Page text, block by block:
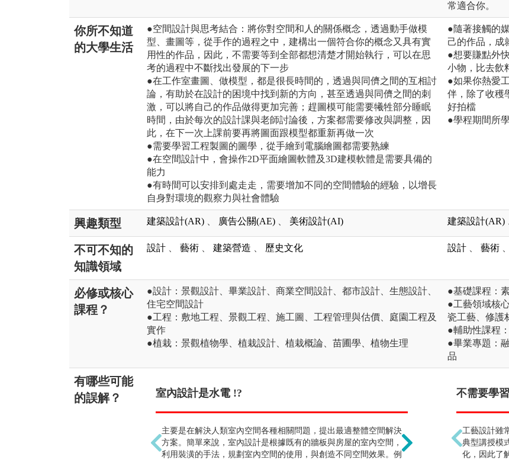
常適合你。
你所不知道
的大學生活
●空間設計與思考結合：將你對空間和人的關係概念，透過動手做模
型、畫圖等，從手作的過程之中，建構出一個符合你的概念又具有實
用性的作品，因此，不需要等到全部都想清楚才開始執行，可以在思
考的過程中不斷找出發展的下一步
●在工作室畫圖、做模型，都是很長時間的，透過與同儕之間的互相討
論，有助於在設計的困境中找到新的方向，甚至透過與同儕之間的刺
激，可以將自己的作品做得更加完善；趕圖模可能需要犧牲部分睡眠
時間，由於每次的設計課與老師討論後，方案都需要修改與調整，因
此，在下一次上課前要再將圖面跟模型都重新再做一次
●需要學習工程製圖的圖學，從手繪到電腦繪圖都需要熟練
●在空間設計中，會操作2D平面繪圖軟體及3D建模軟體是需要具備的
能力
●有時間可以安排到處走走，需要增加不同的空間體驗的經驗，以增長
自身對環境的觀察力與社會體驗
●隨著接觸的
己的作品，成
●想要賺點外
小物，比去飲
●如果你熱愛
伴，除了收穫
好拍檔
●學程期間所
興趣類型 建築設計(AR) 廣告公關(AE) 美術設計(AI) 建築設計(AR)
不可不知的
知識領域
設計 藝術 建築營造 歷史文化 設計 藝術
必修或核心
課程？
●設計：景觀設計、畢業設計、商業空間設計、都市設計、生態設計、
住宅空間設計
●工程：敷地工程、景觀工程、施工圖、工程管理與估價、庭園工程及
實作
●植栽：景觀植物學、植栽設計、植栽概論、苗圃學、植物生理
●基礎課程：
●工藝領域核
瓷工藝、修護
●輔助性課程
●畢業專題：
品
有哪些可能
的誤解？
室內設計是水電 !?
主要是在解決人類室內空間各種相關問題，提出最適整體空間解決
方案。簡單來說，室內設計是根據既有的牆板與房屋的室內空間，
利用裝潢的手法，規劃室內空間的使用，與創造不同空間效果。例
景觀設計是種植
核心學習重點在環
尺度的都市廣場，
認識是其中的必備
不需要學
工藝設計雖
典型講授模
化，因此了